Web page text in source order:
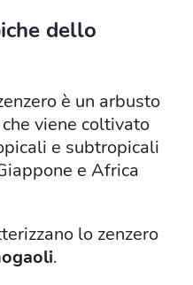
dello
è un arbusto
viene coltivato
e subtropicali
e Africa
lo zenzero
.